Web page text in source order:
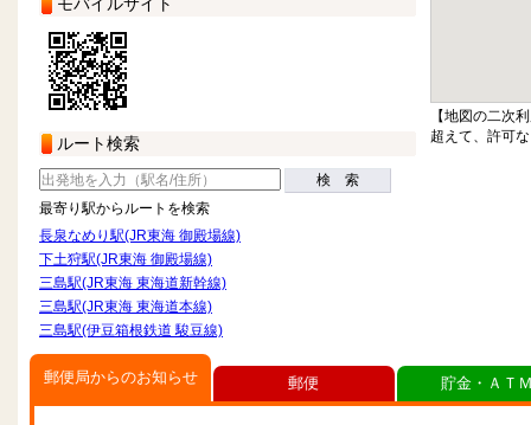
ルート検索
検 索
最寄り駅からルートを検索
長泉なめり駅(JR東海 御殿場線)
下土狩駅(JR東海 御殿場線)
三島駅(JR東海 東海道新幹線)
三島駅(JR東海 東海道本線)
三島駅(伊豆箱根鉄道 駿豆線)
【地図の二次
超えて、許可
郵便局からのお知らせ 郵便 貯金・ＡＴ